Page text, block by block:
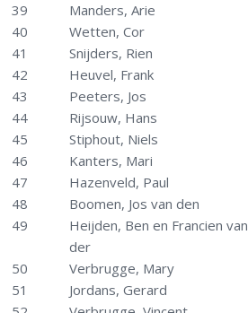
39
Manders, Arie
40
Wetten, Cor
41
Snijders, Rien
42
Heuvel, Frank
43
Peeters, Jos
44
Rijsouw, Hans
45
Stiphout, Niels
46
Kanters, Mari
47
Hazenveld, Paul
48
Boomen, Jos van den
49
Heijden, Ben en Francien van
der
50 Verbrugge, Mary
51
Jordans, Gerard